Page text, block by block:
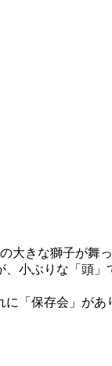
きな獅子が舞
小ぶりな「頭
「保存会」があ